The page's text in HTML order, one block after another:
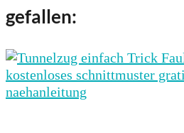
gefallen: